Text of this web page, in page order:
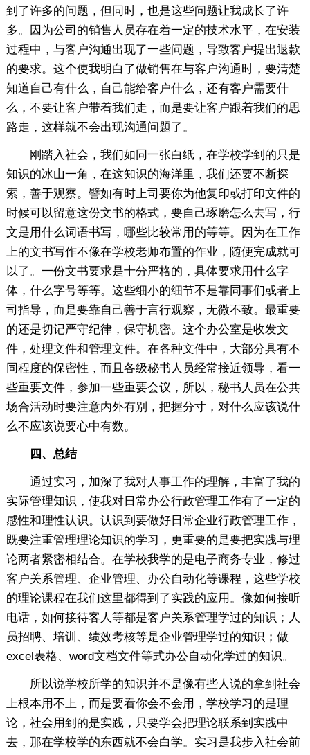
到了许多的问题，但同时，也是这些问题让我成长了许
多。因为公司的销售人员存在着一定的技术水平，在安装
过程中，与客户沟通出现了一些问题，导致客户提出退款
的要求。这个使我明白了做销售在与客户沟通时，要清楚
知道自己有什么，自己能给客户什么，还有客户需要什
么，不要让客户带着我们走，而是要让客户跟着我们的思
路走，这样就不会出现沟通问题了。
刚踏入社会，我们如同一张白纸，在学校学到的只是
知识的冰山一角，在这知识的海洋里，我们还要不断探
索，善于观察。譬如有时上司要你为他复印或打印文件的
时候可以留意这份文书的格式，要自己琢磨怎么去写，行
文是用什么词语书写，哪些比较常用的等等。因为在工作
上的文书写作不像在学校老师布置的作业，随便完成就可
以了。一份文书要求是十分严格的，具体要求用什么字
体，什么字号等等。这些细小的细节不是靠同事们或者上
司指导，而是要靠自己善于言行观察，无微不致。最重要
的还是切记严守纪律，保守机密。这个办公室是收发文
件，处理文件和管理文件。在各种文件中，大部分具有不
同程度的保密性，而且各级秘书人员经常接近领导，看一
些重要文件，参加一些重要会议，所以，秘书人员在公共
场合活动时要注意内外有别，把握分寸，对什么应该说什
么不应该说要心中有数。
四、总结
通过实习，加深了我对人事工作的理解，丰富了我的
实际管理知识，使我对日常办公行政管理工作有了一定的
感性和理性认识。认识到要做好日常企业行政管理工作，
既要注重管理理论知识的学习，更重要的是要把实践与理
论两者紧密相结合。在学校我学的是电子商务专业，修过
客户关系管理、企业管理、办公自动化等课程，这些学校
的理论课程在我们这里都得到了实践的应用。像如何接听
电话，如何接待客人等都是客户关系管理学过的知识；人
员招聘、培训、绩效考核等是企业管理学过的知识；做
excel表格、word文档文件等式办公自动化学过的知识。
所以说学校所学的知识并不是像有些人说的拿到社会
上根本用不上，而是要看你会不会用，学校学习的是理
论，社会用到的是实践，只要学会把理论联系到实践中
去，那在学校学的东西就不会白学。实习是我步入社会前